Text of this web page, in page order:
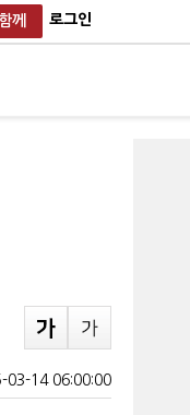
함께 로그인
03-14 06:00:00